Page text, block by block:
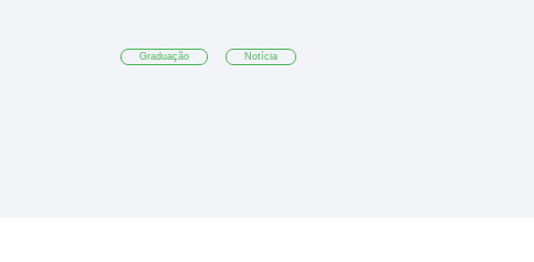
Graduação Notícia